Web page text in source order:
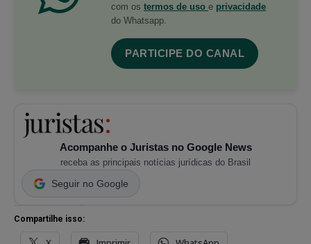
com os termos de uso e privacidade
do Whatsapp.
PARTICIPE DO CANAL
Acompanhe o Juristas no Google News
receba as principais notícias jurídicas do Brasil
Seguir no Google
Compartilhe isso: